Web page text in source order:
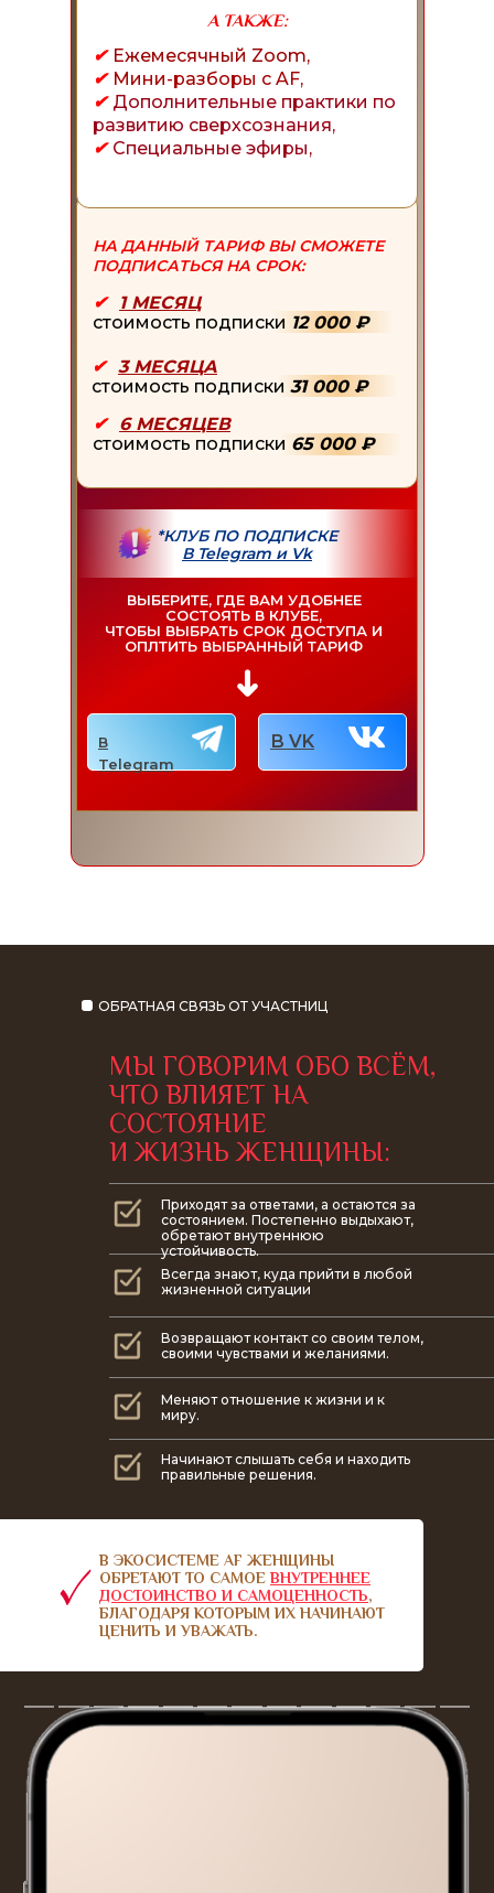
НА ДАННЫЙ ТАРИФ ВЫ СМОЖЕТЕ
ПОДПИСАТЬСЯ НА СРОК:
В
Telegram
В VK
ВЫБЕРИТЕ, ГДЕ ВАМ УДОБНЕЕ
СОСТОЯТЬ В КЛУБЕ,
ЧТОБЫ ВЫБРАТЬ СРОК ДОСТУПА И
ОПЛТИТЬ ВЫБРАННЫЙ ТАРИФ
*КЛУБ ПО ПОДПИСКЕ
В Telegram и Vk
✔ 6 МЕСЯЦЕВ
стоимость подписки 65 000 ₽
✔ 3 МЕСЯЦА
стоимость подписки 31 000 ₽
✔ 1 МЕСЯЦ
стоимость подписки 12 000 ₽
✔ Ежемесячный Zoom,
✔ Мини-разборы с AF,
✔ Дополнительные практики по
развитию сверхсознания,
✔ Специальные эфиры,
А ТАКЖЕ:
В ЭКОСИСТЕМЕ AF ЖЕНЩИНЫ
ОБРЕТАЮТ ТО САМОЕВНУТРЕННЕЕ
ДОСТОИНСТВО И САМОЦЕННОСТЬ,
БЛАГОДАРЯ КОТОРЫМ ИХ НАЧИНАЮТ
ЦЕНИТЬ И УВАЖАТЬ.
МЫ ГОВОРИМ ОБО ВСЁМ,
ЧТО ВЛИЯЕТ НА
СОСТОЯНИЕ
И ЖИЗНЬ ЖЕНЩИНЫ:
ОБРАТНАЯ СВЯЗЬ ОТ УЧАСТНИЦ
Начинают слышать себя и находить
правильные решения.
Меняют отношение к жизни и к
миру.
Возвращают контакт со своим телом,
своими чувствами и желаниями.
Всегда знают, куда прийти в любой
жизненной ситуации
Приходят за ответами, а остаются за
состоянием. Постепенно выдыхают,
обретают внутреннюю
устойчивость.